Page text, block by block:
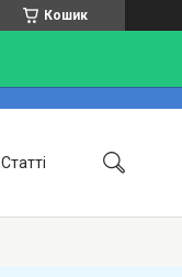
Кошик
Статті